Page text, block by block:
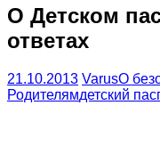
О Детском
ответах
21.10.2013 VarusО
Родителямдетский